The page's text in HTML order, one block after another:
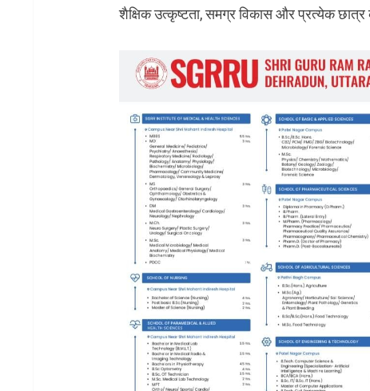
शैक्षिक उत्कृष्टता, समग्र विकास और प्रत्येक छात्र